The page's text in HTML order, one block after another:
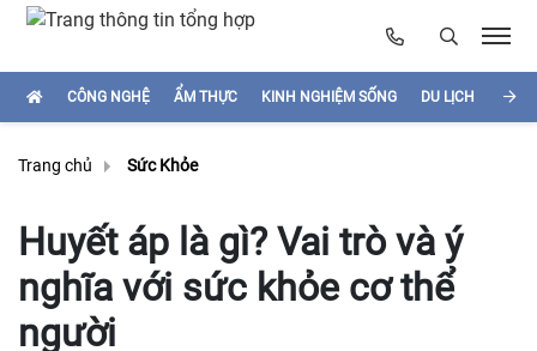
CÔNG NGHỆ ẨM THỰC KINH NGHIỆM SỐNG DU LỊCH
Trang chủ Sức Khỏe
Huyết áp là gì? Vai trò và ý
nghĩa với sức khỏe cơ thể
người